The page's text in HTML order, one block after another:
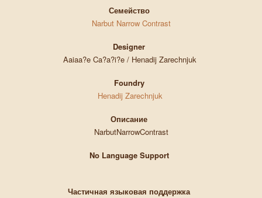
Семейство
Narbut Narrow Contrast
Designer
Aaiaa?e Ca?a?i?e / Henadij Zarechnjuk
Foundry
Henadij Zarechnjuk
Описание
NarbutNarrowContrast
No Language Support
Частичная языковая поддержка